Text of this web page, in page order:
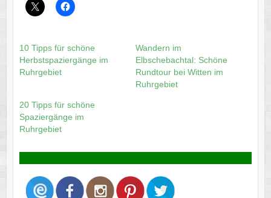
10 Tipps für schöne
Herbstspaziergänge im
Ruhrgebiet
Wandern im
Elbschebachtal: Schöne
Rundtour bei Witten im
Ruhrgebiet
20 Tipps für schöne
Spaziergänge im
Ruhrgebiet